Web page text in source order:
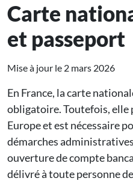
Carte
et passeport
Mise à jour le 2 mars 2026
En France, la carte
obligatoire. Toutefois, elle
Europe et est nécessaire
démarches
ouverture de compte
délivré à toute personne